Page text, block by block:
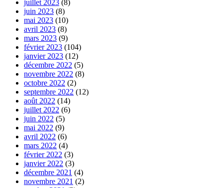
juillet 2023 (8)
juin 2023 (8)
mai 2023 (10)
avril 2023 (8)
mars 2023 (9)
février 2023 (104)
janvier 2023 (12)
décembre 2022 (5)
novembre 2022 (8)
octobre 2022 (2)
septembre 2022 (12)
août 2022 (14)
juillet 2022 (6)
juin 2022 (5)
mai 2022 (9)
avril 2022 (6)
mars 2022 (4)
février 2022 (3)
janvier 2022 (3)
décembre 2021 (4)
novembre 2021 (2)